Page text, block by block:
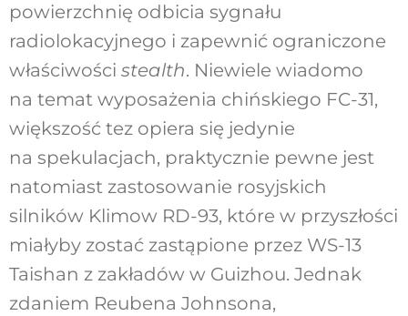
powierzchnię odbicia sygnału
radiolokacyjnego i zapewnić ograniczone
właściwości stealth. Niewiele wiadomo
na temat wyposażenia chińskiego FC-31,
większość tez opiera się jedynie
na spekulacjach, praktycznie pewne jest
natomiast zastosowanie rosyjskich
silników Klimow RD-93, które w przyszłości
miałyby zostać zastąpione przez WS-13
Taishan z zakładów w Guizhou. Jednak
zdaniem Reubena Johnsona,